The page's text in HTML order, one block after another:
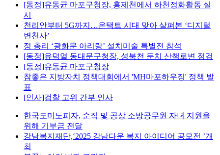
[동정]유동균 마포구청장, 홍제천에서 하천정화활동 실
시
천리안부터 5G까지…온택트 시대 맞아 살펴본 ‘디지털
변천사’
정 총리 ‘광화문 아리랑’ 설치미술 특별전 참석
[동정]유덕열 동대문구청장, 성북천 둔치 산책로변 점검
[동정]유동균 마포구청장
참좋은 지방자치 정책대회에서 'MH마포하우징' 정책 발
표
[인사]검찰 고위 간부 인사
한국도미노피자, 순직 및 공상 소방공무원 자녀 지원을
위해 기부금 전달
강남복지재단,‘2025 강남다운 복지 아이디어 공모전 ’개
최